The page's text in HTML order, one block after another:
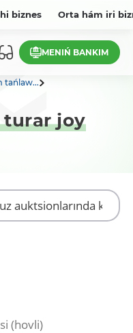
biznes Orta hám iri
MENIŃ BANKIM
tańlaw...
joy
(hovli)